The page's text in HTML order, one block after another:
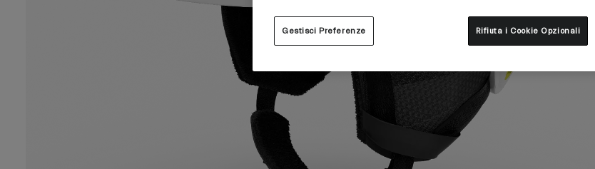
Gestisci Preferenze Rifiuta i Cookie Opzionali